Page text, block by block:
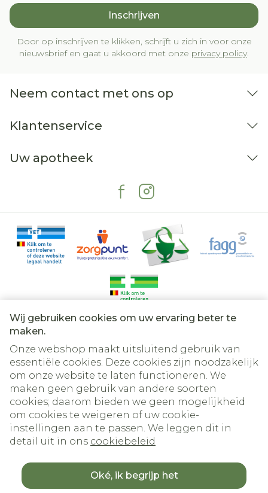
Wij gebruiken cookies om uw ervaring beter te
maken.
Onze webshop maakt uitsluitend gebruik van
essentiële cookies. Deze cookies zijn noodzakelijk
om onze website te laten functioneren. We
maken geen gebruik van andere soorten
cookies; daarom bieden we geen mogelijkheid
om cookies te weigeren of uw cookie-
instellingen aan te passen. We leggen dit in
detail uit in ons cookiebeleid
Oké, ik begrijp het
schimmelinfectie (candidiasis)
veranderde eetlust (toegenomen of
maagkrampen, opgeblazen gevoel, diarree
bruingele vlekken op de huid (chloasma),
haaruitval
in het vetgehalte in uw bloed
intolerantie voor contactlenzen
allergische reacties waaronder zeer ernstige
bloedsomloopsymptomen, pijnlijke zwelling
van huid en slijmvliezen (angio-oedeem)
schadelijke bloedstolsels in een ader of
slagader, bijvoorbeeld: o in een been of voet
(bijv. diepe veneuze trombose) o in een long
(bijv. longembolie) o hartaanval o beroerte o
'mini-stroke' of tijdelijke symptomen zoals bij
een beroerte, bekend als TIA (transiënte
ischemische aanval) of bloedstolsels in de
lever, de maag/darmen, nieren of ogen.
Inschrijven
Door op inschrijven te klikken, schrijft u zich in voor onze
nieuwsbrief en gaat u akkoord met onze privacy policy.
Neem contact met ons op
Klantenservice
Uw apotheek
Juridische links